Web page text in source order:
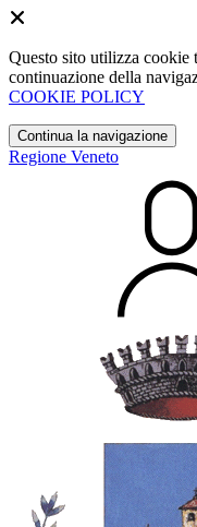
Questo sito utilizza cookie
continuazione della
COOKIE POLICY
Continua la navigazione
Regione Veneto